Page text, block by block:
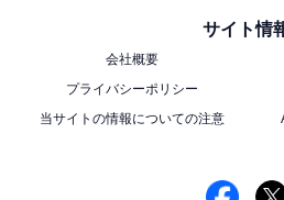
め、Appleとしても挑戦的な機種
目に見えるスペックと価格だけ
種の魅力は分かりません。実際
サイト情
会社概要
プライバシーポリシー
当サイトの情報についての注意